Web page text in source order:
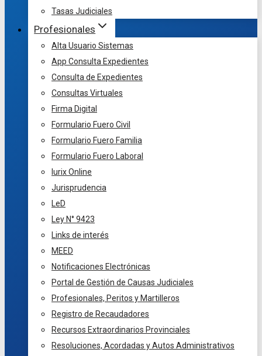
Tasas Judiciales
Profesionales
Alta Usuario Sistemas
App Consulta Expedientes
Consulta de Expedientes
Consultas Virtuales
Firma Digital
Formulario Fuero Civil
Formulario Fuero Familia
Formulario Fuero Laboral
Iurix Online
Jurisprudencia
LeD
Ley N° 9423
Links de interés
MEED
Notificaciones Electrónicas
Portal de Gestión de Causas Judiciales
Profesionales, Peritos y Martilleros
Registro de Recaudadores
Recursos Extraordinarios Provinciales
Resoluciones, Acordadas y Autos Administrativos